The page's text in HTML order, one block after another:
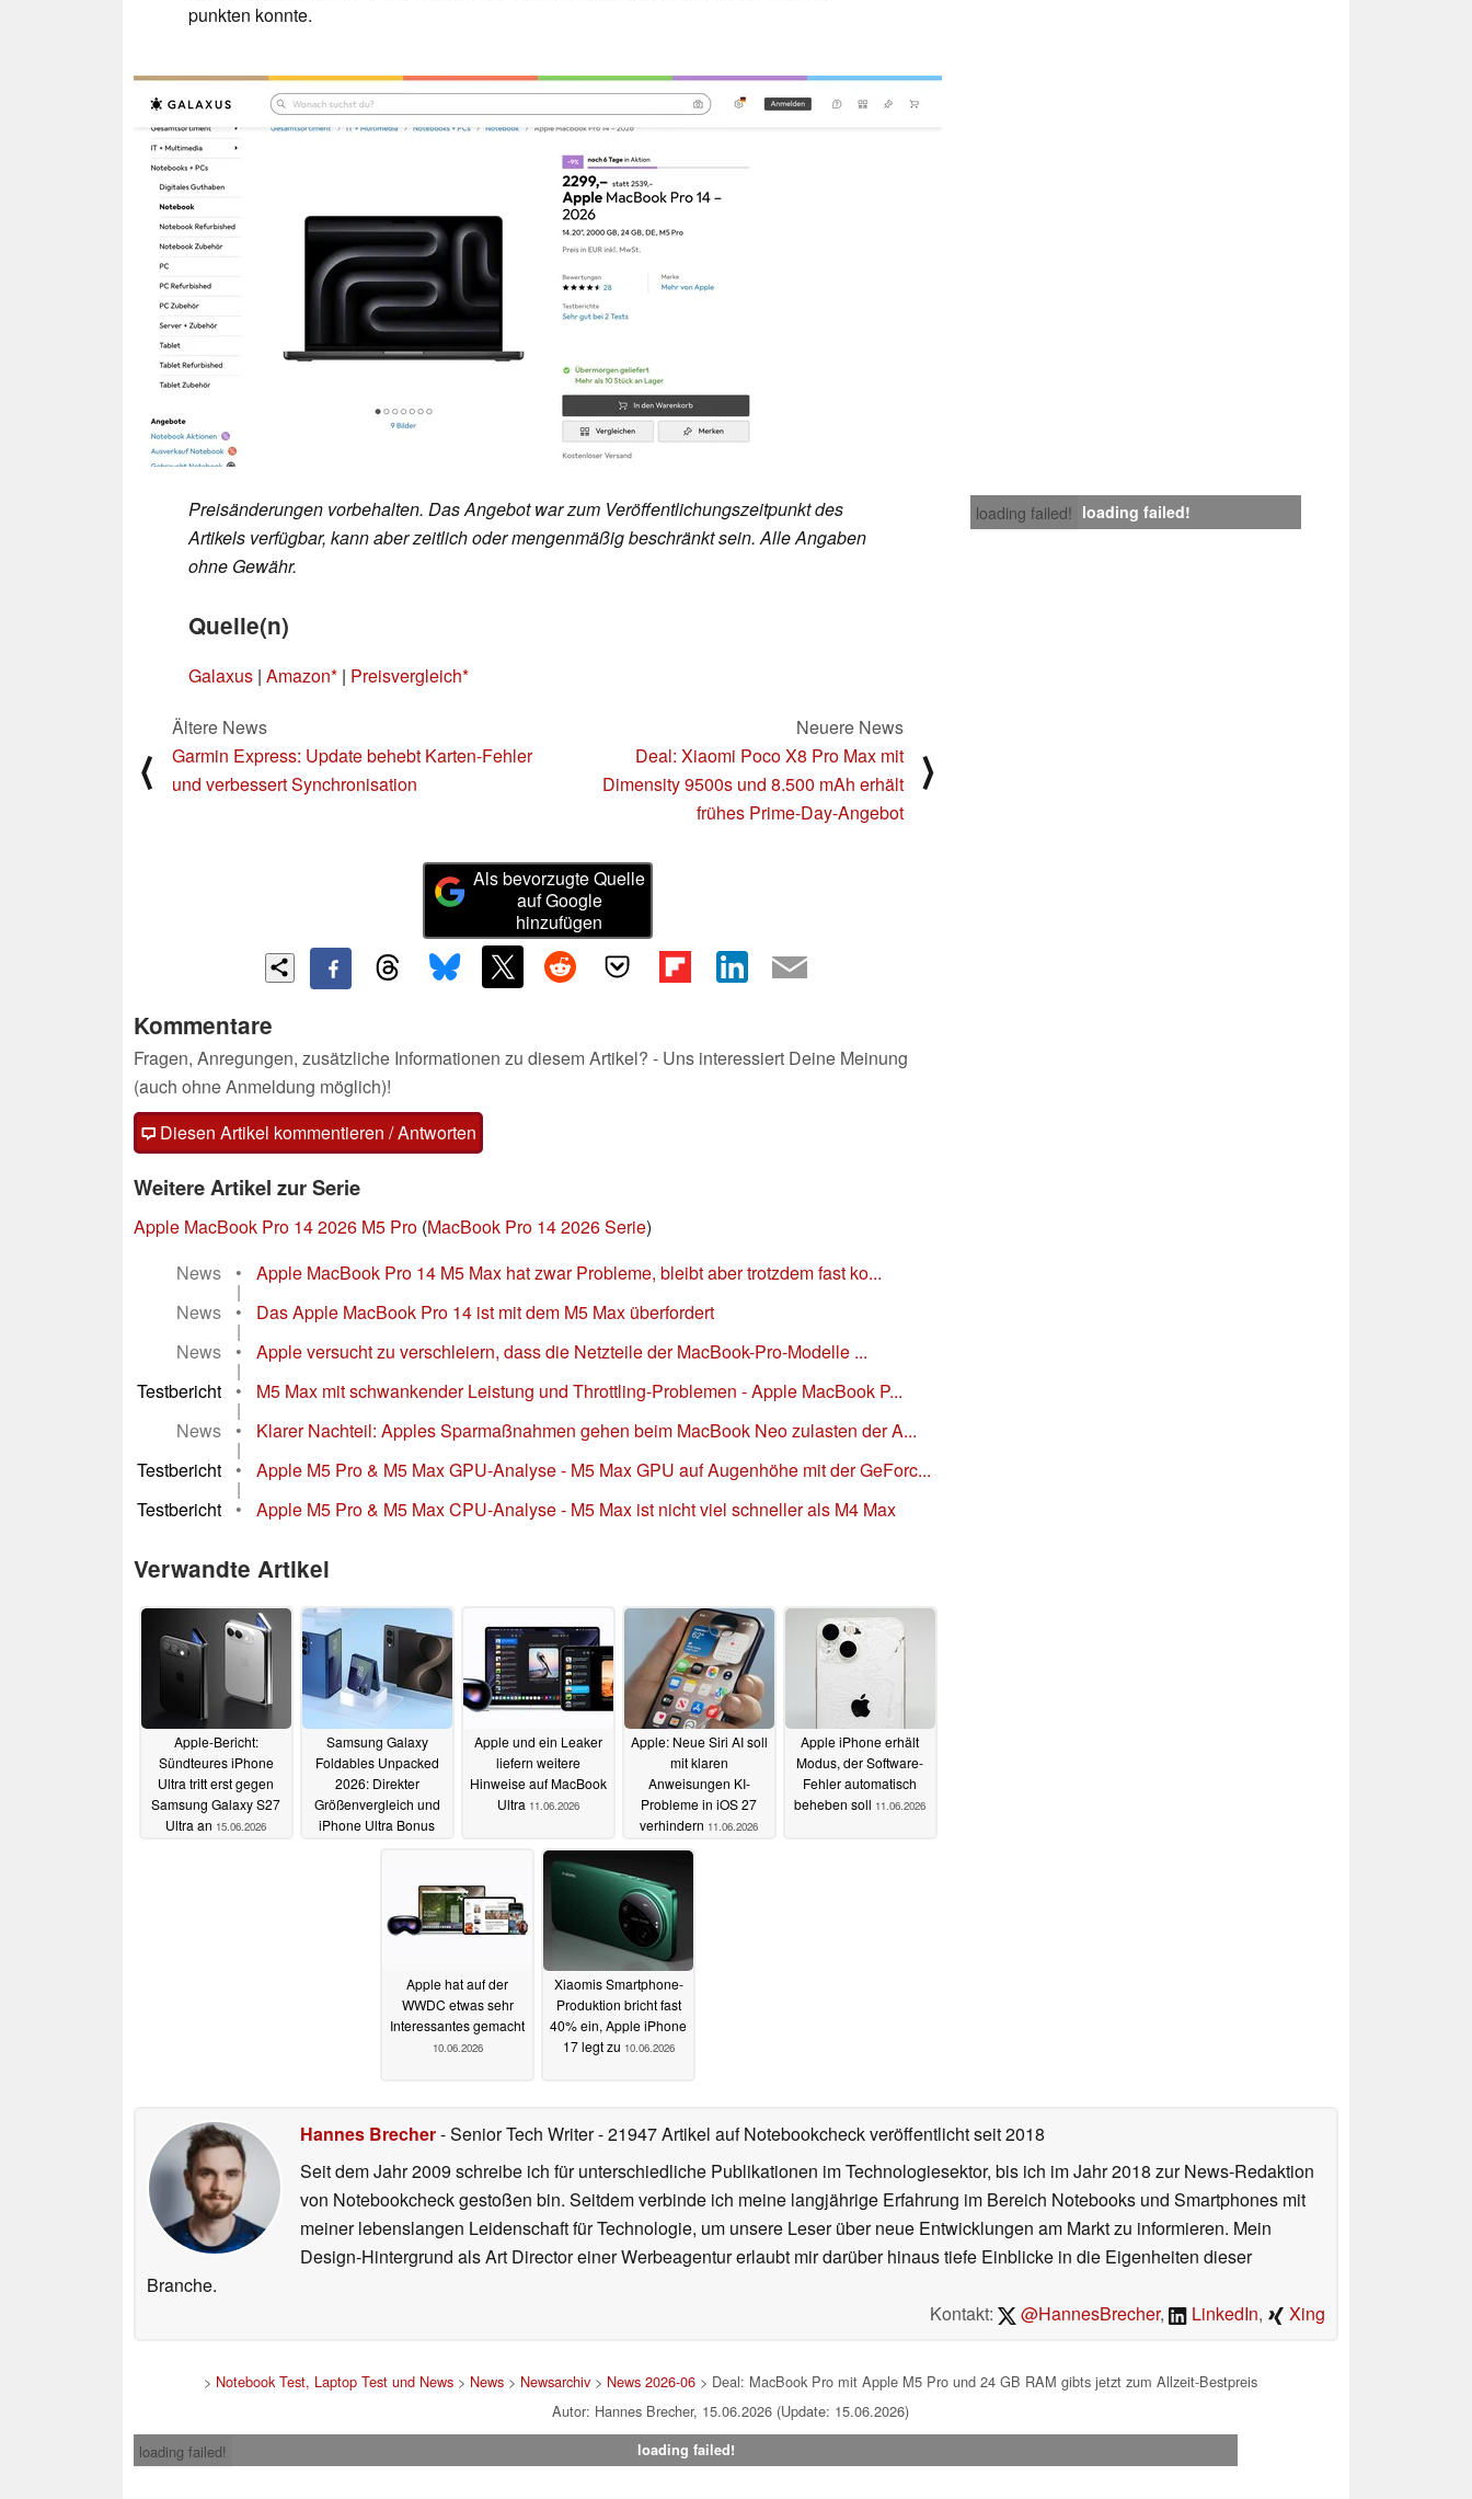
punkten konnte.
loading failed! loading failed!
Preisänderungen vorbehalten. Das Angebot war zum Veröffentlichungszeitpunkt des
Artikels verfügbar, kann aber zeitlich oder mengenmäßig beschränkt sein. Alle Angaben
ohne Gewähr.
Quelle(n)
Galaxus | Amazon | Preisvergleich
⟨
Ältere News
Garmin Express: Update behebt Karten-Fehler
und verbessert Synchronisation
Neuere News
Deal: Xiaomi Poco X8 Pro Max mit
Dimensity 9500s und 8.500 mAh erhält
frühes Prime-Day-Angebot
⟩
Als bevorzugte Quelle
auf Google
hinzufügen
Kommentare
Fragen, Anregungen, zusätzliche Informationen zu diesem Artikel? - Uns interessiert Deine Meinung
(auch ohne Anmeldung möglich)!
Diesen Artikel kommentieren / Antworten
Weitere Artikel zur Serie
Apple MacBook Pro 14 2026 M5 Pro (MacBook Pro 14 2026 Serie)
News
• Apple MacBook Pro 14 M5 Max hat zwar Probleme, bleibt aber trotzdem fast ko...
|
News
• Das Apple MacBook Pro 14 ist mit dem M5 Max überfordert
|
News
• Apple versucht zu verschleiern, dass die Netzteile der MacBook-Pro-Modelle ...
|
Testbericht
• M5 Max mit schwankender Leistung und Throttling-Problemen - Apple MacBook P...
|
News
• Klarer Nachteil: Apples Sparmaßnahmen gehen beim MacBook Neo zulasten der A...
|
Testbericht
• Apple M5 Pro & M5 Max GPU-Analyse - M5 Max GPU auf Augenhöhe mit der GeForc...
|
Testbericht
• Apple M5 Pro & M5 Max CPU-Analyse - M5 Max ist nicht viel schneller als M4 Max
Verwandte Artikel
Apple-Bericht:
Sündteures iPhone
Ultra tritt erst gegen
Samsung Galaxy S27
Ultra an 15.06.2026
Samsung Galaxy
Foldables Unpacked
2026: Direkter
Größenvergleich und
iPhone Ultra Bonus
Apple und ein Leaker
liefern weitere
Hinweise auf MacBook
Ultra 11.06.2026
Apple: Neue Siri AI soll
mit klaren
Anweisungen KI-
Probleme in iOS 27
verhindern 11.06.2026
Apple iPhone erhält
Modus, der Software-
Fehler automatisch
beheben soll 11.06.2026
Apple hat auf der
WWDC etwas sehr
Interessantes gemacht
10.06.2026
Xiaomis Smartphone-
Produktion bricht fast
40% ein, Apple iPhone
17 legt zu 10.06.2026
Hannes Brecher- Senior Tech Writer- 21947 Artikel auf Notebookcheck veröffentlichtseit 2018
Seit dem Jahr 2009 schreibe ich für unterschiedliche Publikationen im Technologiesektor, bis ich im Jahr 2018 zur News-Redaktion
von Notebookcheck gestoßen bin. Seitdem verbinde ich meine langjährige Erfahrung im Bereich Notebooks und Smartphones mit
meiner lebenslangen Leidenschaft für Technologie, um unsere Leser über neue Entwicklungen am Markt zu informieren. Mein
Design-Hintergrund als Art Director einer Werbeagentur erlaubt mir darüber hinaus tiefe Einblicke in die Eigenheiten dieser
Branche.
Kontakt:
@HannesBrecher, LinkedIn, Xing
> Notebook Test, Laptop Test und News > News > Newsarchiv > News 2026-06 > Deal: MacBook Pro mit Apple M5 Pro und 24 GB RAM gibts jetzt zum Allzeit-Bestpreis
Autor: Hannes Brecher, 15.06.2026 (Update: 15.06.2026)
loading failed!
loading failed!